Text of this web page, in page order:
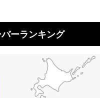
ーランキング